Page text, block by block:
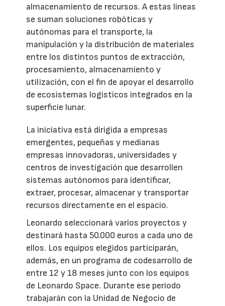
almacenamiento de recursos. A estas líneas
se suman soluciones robóticas y
autónomas para el transporte, la
manipulación y la distribución de materiales
entre los distintos puntos de extracción,
procesamiento, almacenamiento y
utilización, con el fin de apoyar el desarrollo
de ecosistemas logísticos integrados en la
superficie lunar.
La iniciativa está dirigida a empresas
emergentes, pequeñas y medianas
empresas innovadoras, universidades y
centros de investigación que desarrollen
sistemas autónomos para identificar,
extraer, procesar, almacenar y transportar
recursos directamente en el espacio.
Leonardo seleccionará varios proyectos y
destinará hasta 50.000 euros a cada uno de
ellos. Los equipos elegidos participarán,
además, en un programa de codesarrollo de
entre 12 y 18 meses junto con los equipos
de Leonardo Space. Durante ese periodo
trabajarán con la Unidad de Negocio de